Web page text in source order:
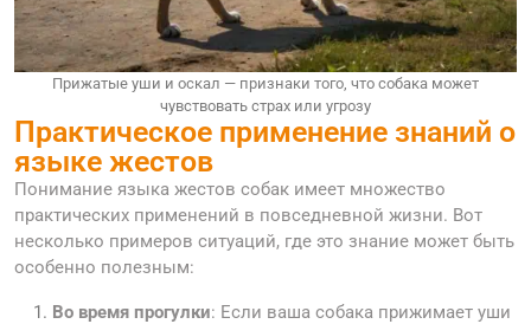
Прижатые уши и оскал — признаки того, что собака может
чувствовать страх или угрозу
Практическое применение знаний о
языке жестов
Понимание языка жестов собак имеет множество
практических применений в повседневной жизни. Вот
несколько примеров ситуаций, где это знание может быть
особенно полезным:
Во время прогулки: Если ваша собака прижимает уши